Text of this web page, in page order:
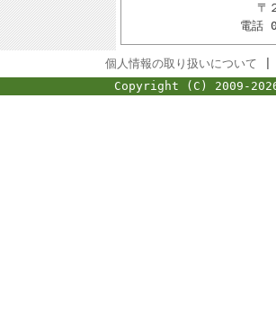
〒
電話
個人情報の取り扱いについて
Copyright (C) 2009-